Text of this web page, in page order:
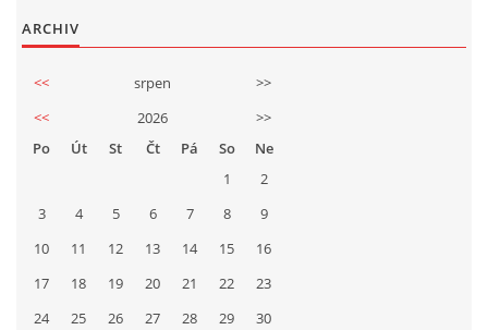
ARCHIV
<< srpen
>>
<<
2026
>>
Po
Út St Čt Pá So
Ne
1
2
3
4 5 6 7 8
9
10
11 12 13 14 15
16
17
18 19 20 21 22
23
24
25 26 27 28 29
30